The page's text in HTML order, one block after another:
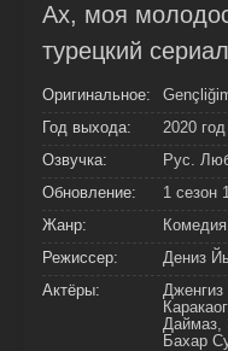
Ах, моя
турецкий сериал
Оригинальное:
Год выхода:
2020 год
Озвучка:
Рус.
Обновление:
1 сезон
Жанр:
Режиссер:
Дениз
Актёры:
Даймаз,
Бахар